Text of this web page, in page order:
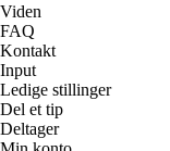
Viden
FAQ
Kontakt
Input
Ledige stillinger
Del et tip
Deltager